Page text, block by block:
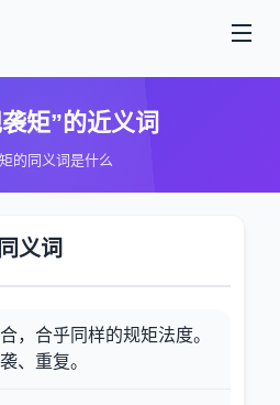
矩”的近义词
的同义词是什么
义词
，合乎同样的规矩法度。
、重复。